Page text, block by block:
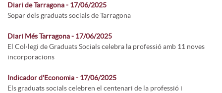
Diari de Tarragona - 17/06/2025
Sopar dels graduats socials de Tarragona
Diari Més Tarragona - 17/06/2025
El Col·legi de Graduats Socials celebra la professió amb 11 noves
incorporacions
Indicador d'Economia - 17/06/2025
Els graduats socials celebren el centenari de la professió i